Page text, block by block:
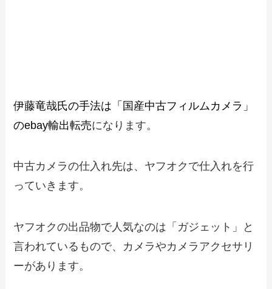
伊藤竜哉氏の手法は「国産中古フィルムカメラ」
のebay輸出転売になります。
中古カメラの仕入れ先は、ヤフオクで仕入れを行
っていきます。
ヤフオクの出品物で人気なのは「ガジェット」と
言われているもので、カメラやカメラアクセサリ
ーがあります。